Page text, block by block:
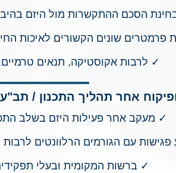
הסכם ההתקשרות מול היזם
פרמטרים שונים הקשורים לאיכות
✓ לרבות אקוסטיקה, תנאים
אחר תהליך התכנון / תב"ע /
✓ מעקב אחר פעילות היזם בשלב
פגישות עם הגורמים הרלוונטים
✓ ברשות המקומית ובעלי